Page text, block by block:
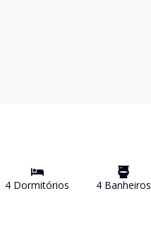
4 Dormitórios 4Banheiros